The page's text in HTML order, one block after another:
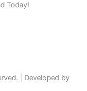
Today!
| Developed by